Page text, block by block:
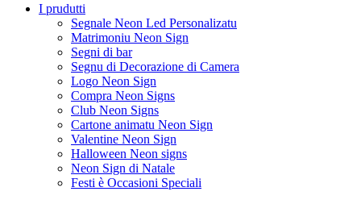
I prudutti
Segnale Neon Led Personalizatu
Matrimoniu Neon Sign
Segni di bar
Segnu di Decorazione di Camera
Logo Neon Sign
Compra Neon Signs
Club Neon Signs
Cartone animatu Neon Sign
Valentine Neon Sign
Halloween Neon signs
Neon Sign di Natale
Festi è Occasioni Speciali